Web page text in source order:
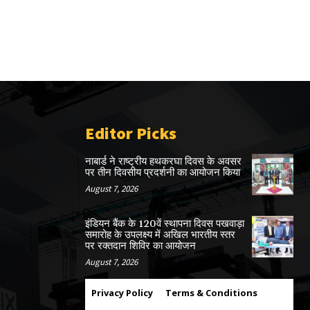
Editor Picks
नाबार्ड ने राष्ट्रीय हथकरघा दिवस के अवसर
पर तीन दिवसीय प्रदर्शनी का आयोजन किया
August 7, 2026
इंडियन बैंक के 120वें स्थापना दिवस पखवाड़ा
समारोह के उपलक्ष्य में अखिल भारतीय स्तर
पर रक्तदान शिविर का आयोजन
August 7, 2026
Privacy Policy Terms & Conditions